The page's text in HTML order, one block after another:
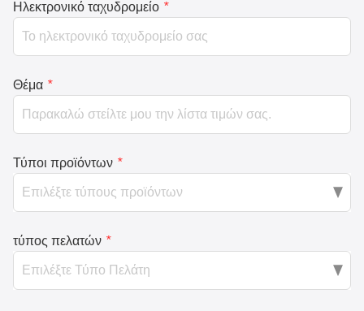
Ηλεκτρονικό ταχυδρομείο *
Θέμα *
Τύποι προϊόντων *
τύπος πελατών *